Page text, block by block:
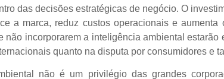
das decisões estratégicas de negócio. O
a marca, reduz custos operacionais e
não incorporarem a inteligência ambiental estarão
quanto na disputa por consumidores e
não é um privilégio das grandes